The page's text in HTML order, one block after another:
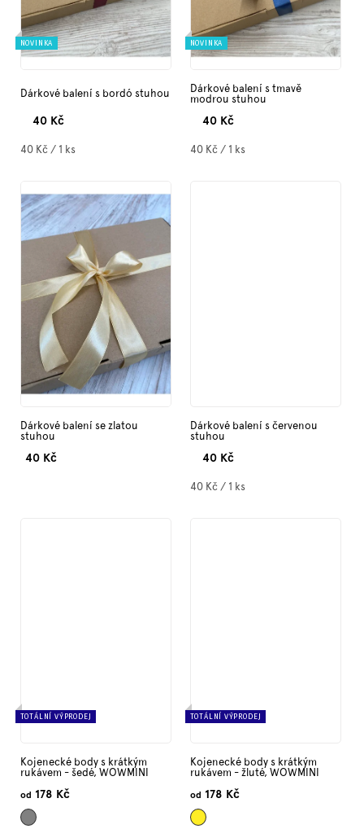
Značky
Přihlášení
t NOVINKA
Dárkové balení s bordó stuhou
40 Kč
Měrná
40 Kč / 1 ks
NOVINKA
Dárkové balení s tmavě
modrou stuhou
40 Kč
Měrná
40 Kč / 1 ks
Dárkové balení se zlatou
stuhou
40 Kč
Dárkové balení s červenou
stuhou
40 Kč
Měrná
40 Kč / 1 ks
TOTÁLNÍ VÝPRODEJ
Kojenecké body s krátkým
rukávem - šedé, WOWMINI
od 178 Kč
Šedá
TOTÁLNÍ VÝPRODEJ
Kojenecké body s krátkým
rukávem - žluté, WOWMINI
od 178 Kč
Žlutá